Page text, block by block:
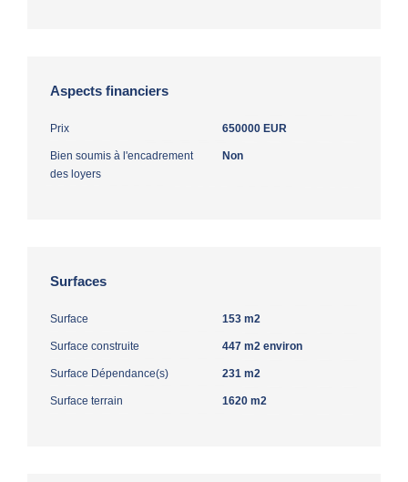
Aspects financiers
Prix 650000 EUR
Bien soumis à l'encadrement
des loyers
Non
Surfaces
Surface 153 m2
Surface construite 447 m2 environ
Surface Dépendance(s) 231 m2
Surface terrain 1620 m2